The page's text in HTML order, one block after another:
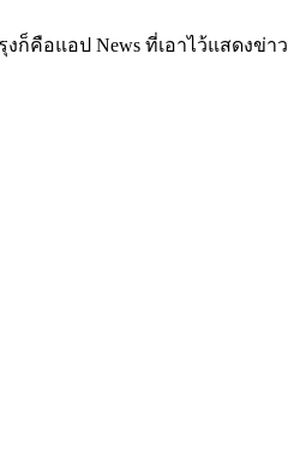
ก็คือแอป News ที่เอาไว้แสดงข่าว